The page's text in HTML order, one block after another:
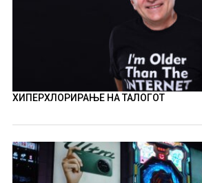
ХИПЕРХЛОРИРАЊЕ НА ТАЛОГОТ